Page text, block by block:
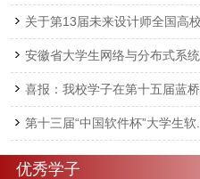
关于第13届未来设计师全国高校
安徽省大学生网络与分布式系统
喜报：我校学子在第十五届蓝桥
第十三届“中国软件杯”大学生软...
优秀学子